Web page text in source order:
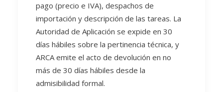
pago (precio e IVA), despachos de
importación y descripción de las tareas. La
Autoridad de Aplicación se expide en 30
días hábiles sobre la pertinencia técnica, y
ARCA emite el acto de devolución en no
más de 30 días hábiles desde la
admisibilidad formal.